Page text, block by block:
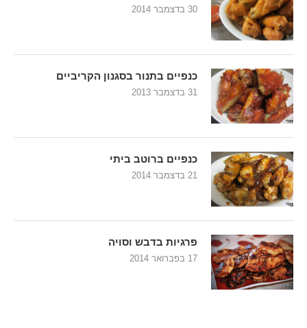
30 בדצמבר 2014
כנפיים בתנור בסגנון הקריביים
31 בדצמבר 2013
כנפיים ברוטב ביתי
21 בדצמבר 2014
פרגיות בדבש וסויה
17 בפברואר 2014